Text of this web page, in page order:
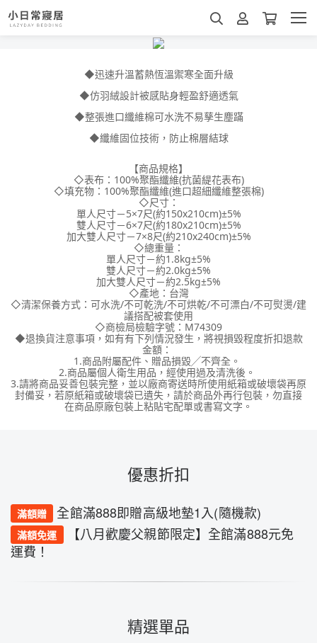
◆迅速升溫蓄熱恆溫禦寒全面升級
◆仿羽絨設計被感貼身輕盈舒適透氣
◆整張進口纖維棉可水洗不易孳生塵蹣
◆纖維固位技術，防止棉層結球
【商品規格】
◇表布：100%聚酯纖維(抗菌緹花表布)
◇填充物：100%聚酯纖維(進口超細纖維整張棉)
◇尺寸：
單人尺寸－5×7尺(約150x210cm)±5%
雙人尺寸－6×7尺(約180x210cm)±5%
加大雙人尺寸－7×8尺(約210x240cm)±5%
◇總重量：
單人尺寸－約1.8kg±5%
雙人尺寸－約2.0kg±5%
加大雙人尺寸－約2.5kg±5%
◇產地：台灣
◇清潔保養方式：可水洗/不可乾洗/不可烘乾/不可漂白/不可熨燙/建
議搭配被套使用
◇商檢局檢驗字號：M74309
◆退換貨注意事項，如有有下列情況發生，將視損毀程度折扣退款
金額：
1.商品附屬配件、贈品損毀╱不齊全。
2.商品屬個人衛生用品，經使用過及清洗後。
3.請將商品妥善包裝完整，並以廠商寄送時所使用紙箱或破壞袋再原
封備妥，若原紙箱或破壞袋已遺失，請於商品外再行包裝，勿直接
在商品原廠包裝上粘貼宅配單或書寫文字。
優惠折扣
滿額贈 全館滿888即贈高級地墊1入(隨機款)
滿額免運
【八月歡慶父親節限定】全館滿888元免
運費！
精選單品